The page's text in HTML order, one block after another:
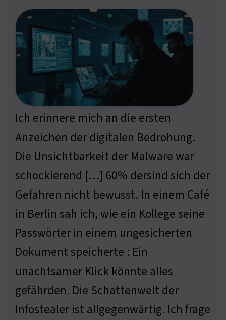
Ich erinnere mich an die ersten
Anzeichen der digitalen Bedrohung.
Die Unsichtbarkeit der Malware war
schockierend […] 60% dersind sich der
Gefahren nicht bewusst. In einem Café
in Berlin sah ich, wie ein Kollege seine
Passwörter in einem ungesicherten
Dokument speicherte : Ein
unachtsamer Klick könnte alles
gefährden. Die Schattenwelt der
Infostealer ist allgegenwärtig. Ich frage